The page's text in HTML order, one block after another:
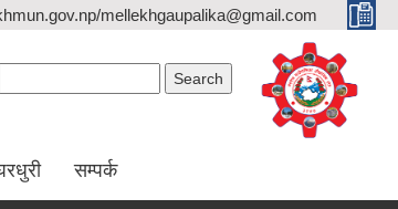
mellekhgaupalika@gmail.com
सम्पर्क